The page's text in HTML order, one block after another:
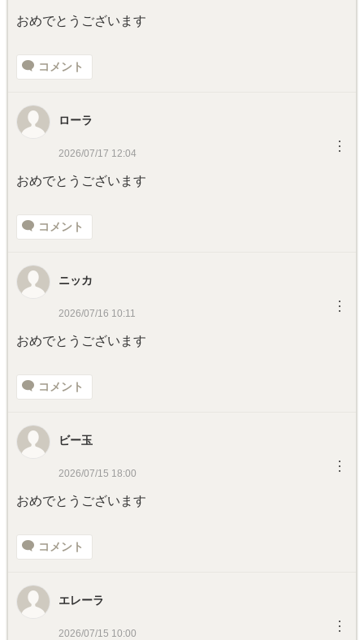
おめでとうございます
コメント
ローラ
2026/07/17 12:04 ︙
おめでとうございます
コメント
ニッカ
2026/07/16 10:11 ︙
おめでとうございます
コメント
ビー玉
2026/07/15 18:00 ︙
おめでとうございます
コメント
エレーラ
2026/07/15 10:00 ︙